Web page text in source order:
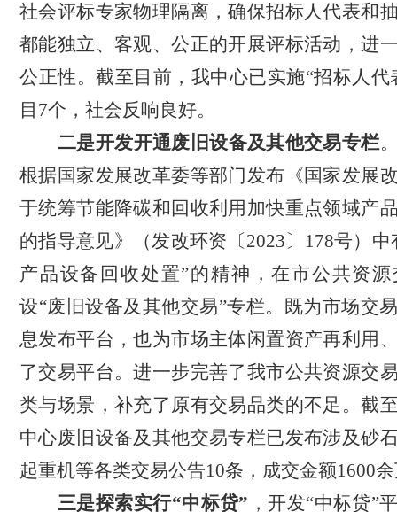
社会评标专家物理隔离，确保招标人代表和
都能独立、客观、公正的开展评标活动，进
公正性。截至目前，我中心已实施“招标人代
目7个，社会反响良好。
二是开发开通废旧设备及其他交易专栏
根据国家发展改革委等部门发布《国家发展
于统筹节能降碳和回收利用加快重点领域产
的指导意见》（发改环资〔2023〕178号）
产品设备回收处置”的精神，在市公共资
设“废旧设备及其他交易”专栏。既为市场交
息发布平台，也为市场主体闲置资产再利用
了交易平台。进一步完善了我市公共资源交
类与场景，补充了原有交易品类的不足。截
中心废旧设备及其他交易专栏已发布涉及砂
起重机等各类交易公告10条，成交金额1600
三是探索实行“中标贷” ，开发“中标贷”